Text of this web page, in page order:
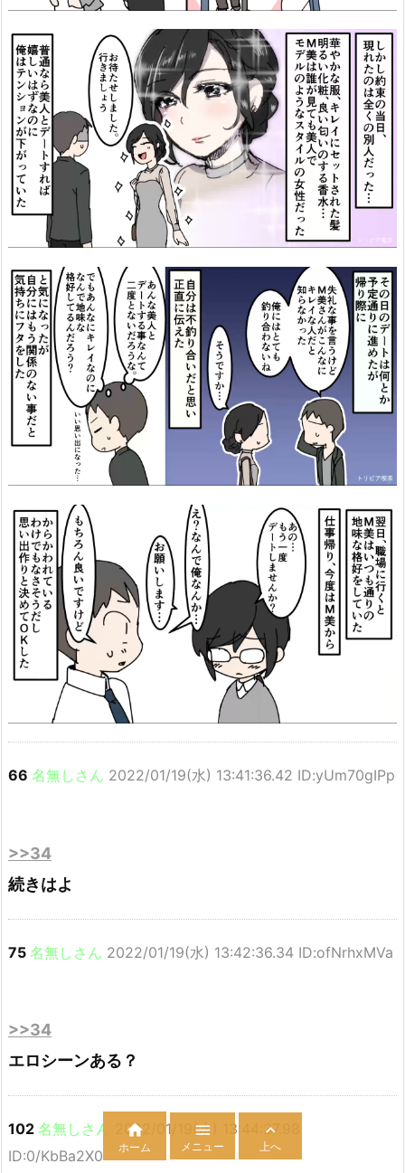
66 名無しさん 2022/01/19(水) 13:41:36.42 ID:yUm70gIPp
>>34
続きはよ
75 名無しさん 2022/01/19(水) 13:42:36.34 ID:ofNrhxMVa
>>34
エロシーンある？
102 名無しさん
2022/01/19(水) 13:44:37.98
ID:0/KbBa2X0

ホーム

メニュー

上へ